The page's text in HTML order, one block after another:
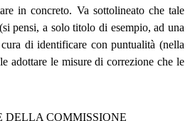
in concreto. Va sottolineato che tale
pensi, a solo titolo di esempio, ad una
di identificare con puntualità (nella
adottare le misure di correzione che le
DELLA COMMISSIONE